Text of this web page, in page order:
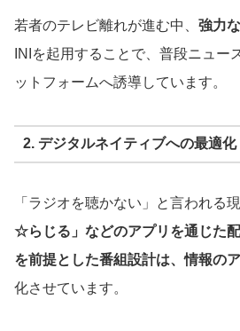
若者のテレビ離れが進む中、 強力
INIを起用することで、普段ニュー
ットフォームへ誘導しています。
2. デジタルネイティブへの最適化
「ラジオを聴かない」と言われる
☆らじる」などのアプリを通じた
を前提とした番組設計は、情報の
化させています。